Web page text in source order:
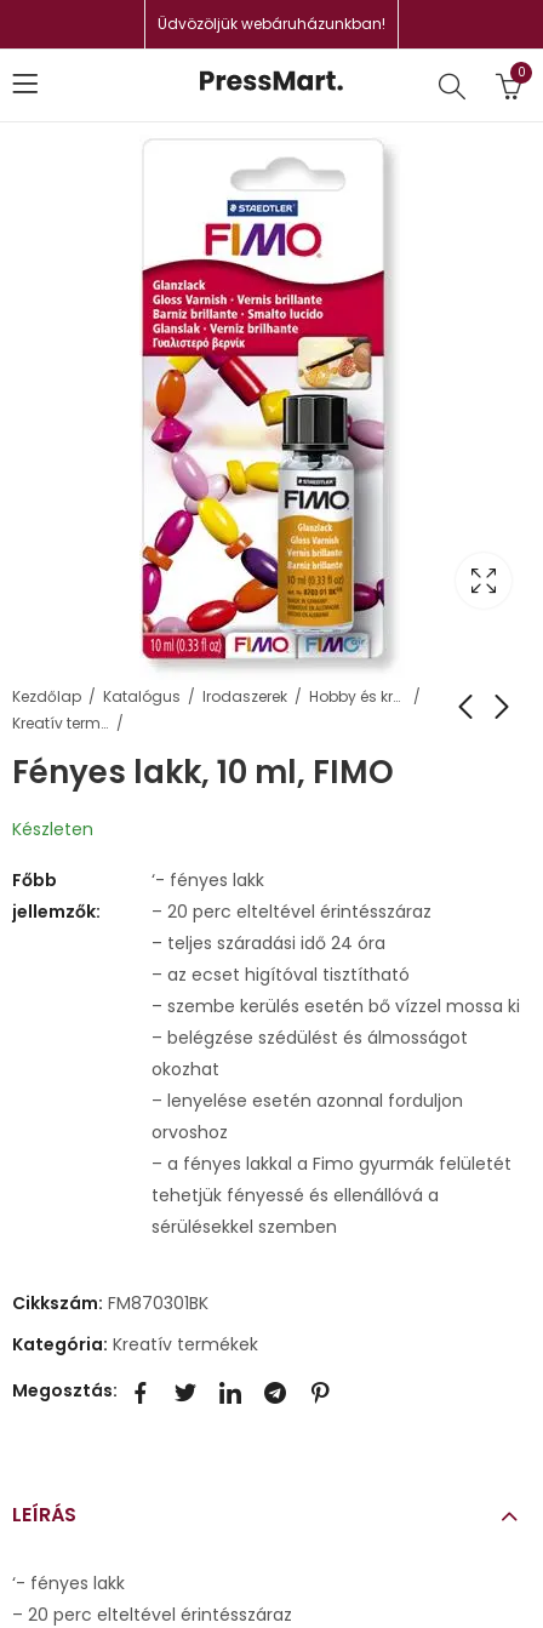
Üdvözöljük webáruházunkban!
0
Kezdőlap Katalógus Irodaszerek
Hobby és kreatív termékek
Kreatív termékek
Fényes lakk, 10 ml, FIMO
Készleten
Főbb
jellemzők:
‘- fényes lakk
– 20 perc elteltével érintésszáraz
– teljes száradási idő 24 óra
– az ecset higítóval tisztítható
– szembe kerülés esetén bő vízzel mossa ki
– belégzése szédülést és álmosságot
okozhat
– lenyelése esetén azonnal forduljon
orvoshoz
– a fényes lakkal a Fimo gyurmák felületét
tehetjük fényessé és ellenállóvá a
sérülésekkel szemben
Cikkszám: FM870301BK
Kategória: Kreatív termékek
Megosztás:
LEÍRÁS
‘- fényes lakk
– 20 perc elteltével érintésszáraz